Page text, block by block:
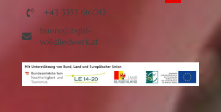
+43 3353 616012
buero@bgld-
volksliedwerk.at